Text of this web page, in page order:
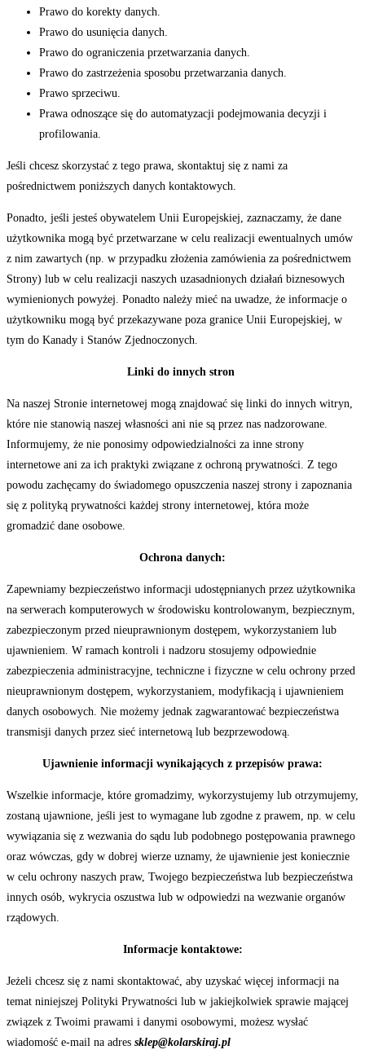
Prawo do korekty danych.
Prawo do usunięcia danych.
Prawo do ograniczenia przetwarzania danych.
Prawo do zastrzeżenia sposobu przetwarzania danych.
Prawo sprzeciwu.
Prawa odnoszące się do automatyzacji podejmowania decyzji i
profilowania.
Jeśli chcesz skorzystać z tego prawa, skontaktuj się z nami za
pośrednictwem poniższych danych kontaktowych.
Ponadto, jeśli jesteś obywatelem Unii Europejskiej, zaznaczamy, że dane
użytkownika mogą być przetwarzane w celu realizacji ewentualnych umów
z nim zawartych (np. w przypadku złożenia zamówienia za pośrednictwem
Strony) lub w celu realizacji naszych uzasadnionych działań biznesowych
wymienionych powyżej. Ponadto należy mieć na uwadze, że informacje o
użytkowniku mogą być przekazywane poza granice Unii Europejskiej, w
tym do Kanady i Stanów Zjednoczonych.
Linki do innych stron
Na naszej Stronie internetowej mogą znajdować się linki do innych witryn,
które nie stanowią naszej własności ani nie są przez nas nadzorowane.
Informujemy, że nie ponosimy odpowiedzialności za inne strony
internetowe ani za ich praktyki związane z ochroną prywatności. Z tego
powodu zachęcamy do świadomego opuszczenia naszej strony i zapoznania
się z polityką prywatności każdej strony internetowej, która może
gromadzić dane osobowe.
Ochrona danych:
Zapewniamy bezpieczeństwo informacji udostępnianych przez użytkownika
na serwerach komputerowych w środowisku kontrolowanym, bezpiecznym,
zabezpieczonym przed nieuprawnionym dostępem, wykorzystaniem lub
ujawnieniem. W ramach kontroli i nadzoru stosujemy odpowiednie
zabezpieczenia administracyjne, techniczne i fizyczne w celu ochrony przed
nieuprawnionym dostępem, wykorzystaniem, modyfikacją i ujawnieniem
danych osobowych. Nie możemy jednak zagwarantować bezpieczeństwa
transmisji danych przez sieć internetową lub bezprzewodową.
Ujawnienie informacji wynikających z przepisów prawa:
Wszelkie informacje, które gromadzimy, wykorzystujemy lub otrzymujemy,
zostaną ujawnione, jeśli jest to wymagane lub zgodne z prawem, np. w celu
wywiązania się z wezwania do sądu lub podobnego postępowania prawnego
oraz wówczas, gdy w dobrej wierze uznamy, że ujawnienie jest koniecznie
w celu ochrony naszych praw, Twojego bezpieczeństwa lub bezpieczeństwa
innych osób, wykrycia oszustwa lub w odpowiedzi na wezwanie organów
rządowych.
Informacje kontaktowe:
Jeżeli chcesz się z nami skontaktować, aby uzyskać więcej informacji na
temat niniejszej Polityki Prywatności lub w jakiejkolwiek sprawie mającej
związek z Twoimi prawami i danymi osobowymi, możesz wysłać
wiadomość e-mail na adres sklep@kolarskiraj.pl